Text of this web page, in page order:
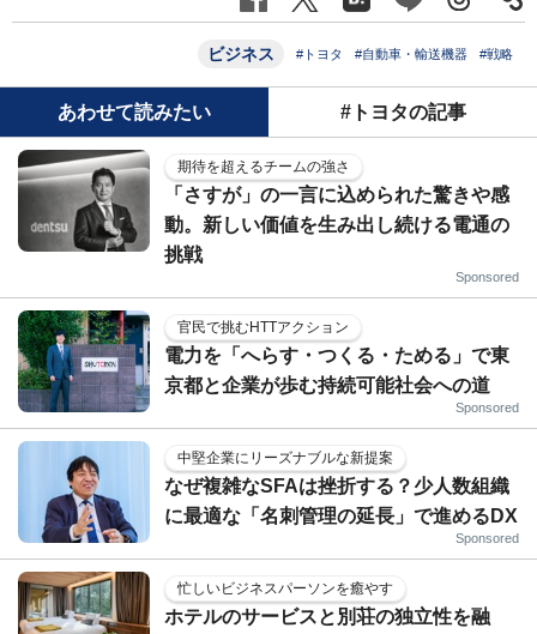
ビジネス #トヨタ #自動車・輸送機器 #戦略
あわせて読みたい #トヨタの記事
期待を超えるチームの強さ
「さすが」の一言に込められた驚きや感
動。新しい価値を生み出し続ける電通の
挑戦
Sponsored
官民で挑むHTTアクション
電力を「へらす・つくる・ためる」で東
京都と企業が歩む持続可能社会への道
Sponsored
中堅企業にリーズナブルな新提案
なぜ複雑なSFAは挫折する？少人数組織
に最適な「名刺管理の延長」で進めるDX
Sponsored
忙しいビジネスパーソンを癒やす
ホテルのサービスと別荘の独立性を融